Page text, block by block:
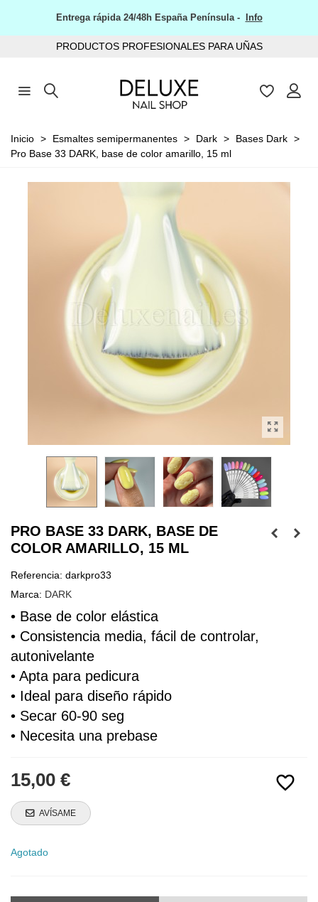
Entrega rápida 24/48h España Península - Info
PRODUCTOS PROFESIONALES PARA UÑAS
Inicio > Esmaltes semipermanentes > Dark > Bases Dark >
Pro Base 33 DARK, base de color amarillo, 15 ml
PRO BASE 33 DARK, BASE DE
COLOR AMARILLO, 15 ML
Referencia: darkpro33
Marca: DARK
• Base de color elástica
• Consistencia media, fácil de controlar,
autonivelante
• Apta para pedicura
• Ideal para diseño rápido
• Secar 60-90 seg
• Necesita una prebase
favorite_border
15,00 €
AVÍSAME
Agotado